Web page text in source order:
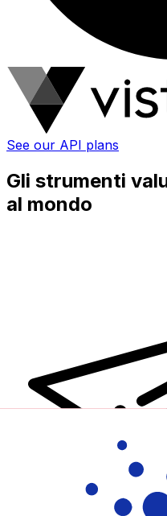
See our API plans
Gli strumenti
al mondo